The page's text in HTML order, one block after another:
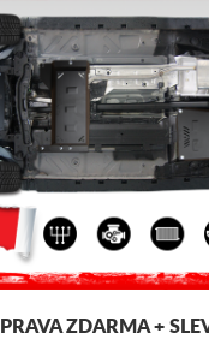
KRYT
5.00
ZDARMA +